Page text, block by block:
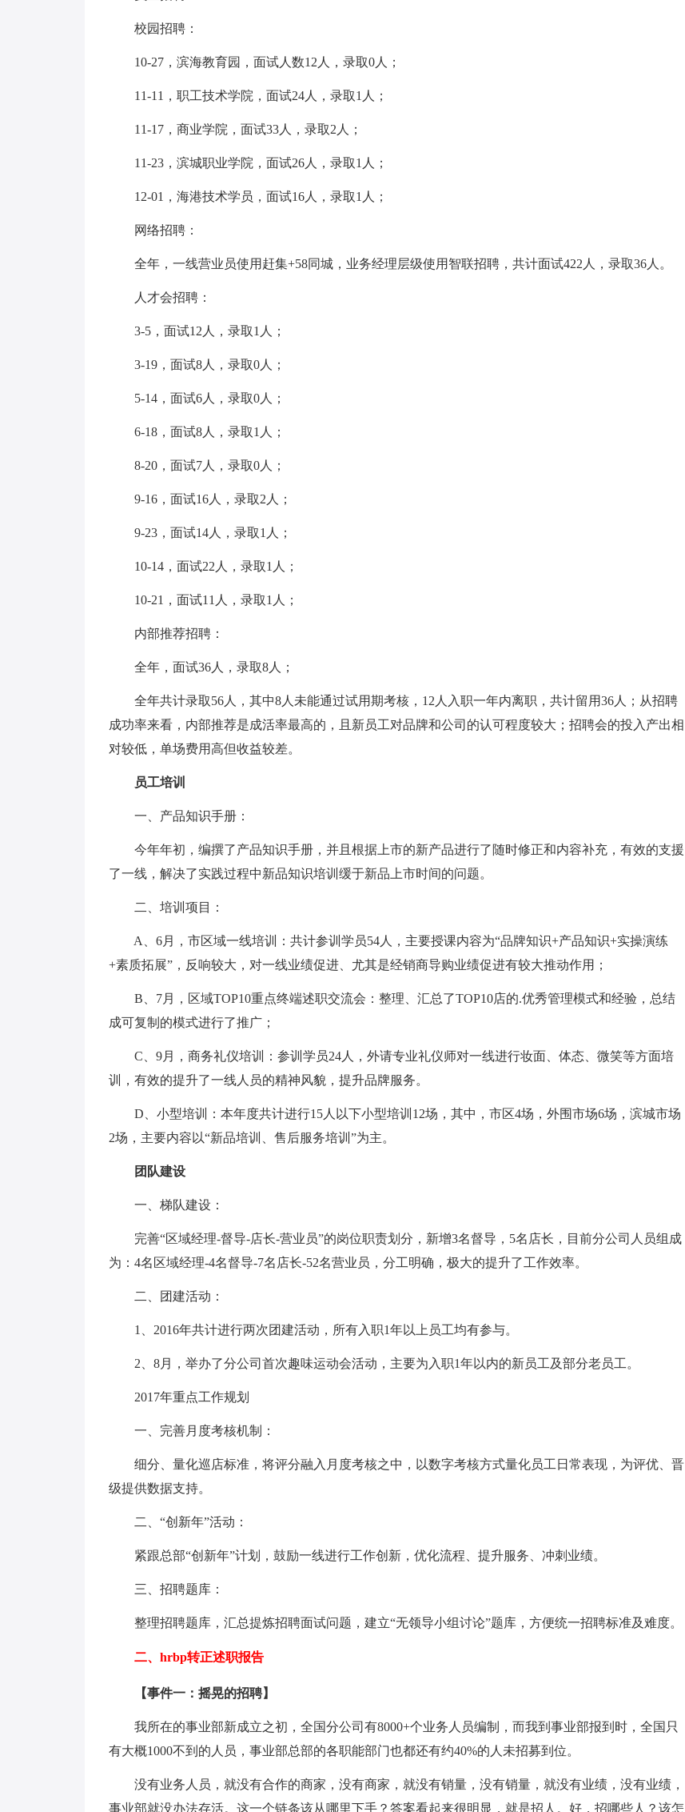
校园招聘：
10-27，滨海教育园，面试人数12人，录取0人；
11-11，职工技术学院，面试24人，录取1人；
11-17，商业学院，面试33人，录取2人；
11-23，滨城职业学院，面试26人，录取1人；
12-01，海港技术学员，面试16人，录取1人；
网络招聘：
全年，一线营业员使用赶集+58同城，业务经理层级使用智联招聘，共计面试422人，录取36人。
人才会招聘：
3-5，面试12人，录取1人；
3-19，面试8人，录取0人；
5-14，面试6人，录取0人；
6-18，面试8人，录取1人；
8-20，面试7人，录取0人；
9-16，面试16人，录取2人；
9-23，面试14人，录取1人；
10-14，面试22人，录取1人；
10-21，面试11人，录取1人；
内部推荐招聘：
全年，面试36人，录取8人；
全年共计录取56人，其中8人未能通过试用期考核，12人入职一年内离职，共计留用36人；从招聘
成功率来看，内部推荐是成活率最高的，且新员工对品牌和公司的认可程度较大；招聘会的投入产出相
对较低，单场费用高但收益较差。
员工培训
一、产品知识手册：
今年年初，编撰了产品知识手册，并且根据上市的新产品进行了随时修正和内容补充，有效的支援
了一线，解决了实践过程中新品知识培训缓于新品上市时间的问题。
二、培训项目：
A、6月，市区域一线培训：共计参训学员54人，主要授课内容为“品牌知识+产品知识+实操演练
+素质拓展”，反响较大，对一线业绩促进、尤其是经销商导购业绩促进有较大推动作用；
B、7月，区域TOP10重点终端述职交流会：整理、汇总了TOP10店的.优秀管理模式和经验，总结
成可复制的模式进行了推广；
C、9月，商务礼仪培训：参训学员24人，外请专业礼仪师对一线进行妆面、体态、微笑等方面培
训，有效的提升了一线人员的精神风貌，提升品牌服务。
D、小型培训：本年度共计进行15人以下小型培训12场，其中，市区4场，外围市场6场，滨城市场
2场，主要内容以“新品培训、售后服务培训”为主。
团队建设
一、梯队建设：
完善“区域经理-督导-店长-营业员”的岗位职责划分，新增3名督导，5名店长，目前分公司人员组成
为：4名区域经理-4名督导-7名店长-52名营业员，分工明确，极大的提升了工作效率。
二、团建活动：
1、2016年共计进行两次团建活动，所有入职1年以上员工均有参与。
2、8月，举办了分公司首次趣味运动会活动，主要为入职1年以内的新员工及部分老员工。
2017年重点工作规划
一、完善月度考核机制：
细分、量化巡店标准，将评分融入月度考核之中，以数字考核方式量化员工日常表现，为评优、晋
级提供数据支持。
二、“创新年”活动：
紧跟总部“创新年”计划，鼓励一线进行工作创新，优化流程、提升服务、冲刺业绩。
三、招聘题库：
整理招聘题库，汇总提炼招聘面试问题，建立“无领导小组讨论”题库，方便统一招聘标准及难度。
二、hrbp转正述职报告
【事件一：摇晃的招聘】
我所在的事业部新成立之初，全国分公司有8000+个业务人员编制，而我到事业部报到时，全国只
有大概1000不到的人员，事业部总部的各职能部门也都还有约40%的人未招募到位。
没有业务人员，就没有合作的商家，没有商家，就没有销量，没有销量，就没有业绩，没有业绩，
事业部就没办法存活。这一个链条该从哪里下手？答案看起来很明显，就是招人。好，招哪些人？该怎